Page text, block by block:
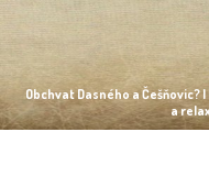
Obchvat Dasného a Češňovic?
a